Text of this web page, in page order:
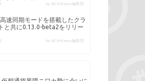
by BCHNews編集部
速同期モードを搭載したクラ
と共に0.13.0-beta2をリリー
by BCHNews編集部